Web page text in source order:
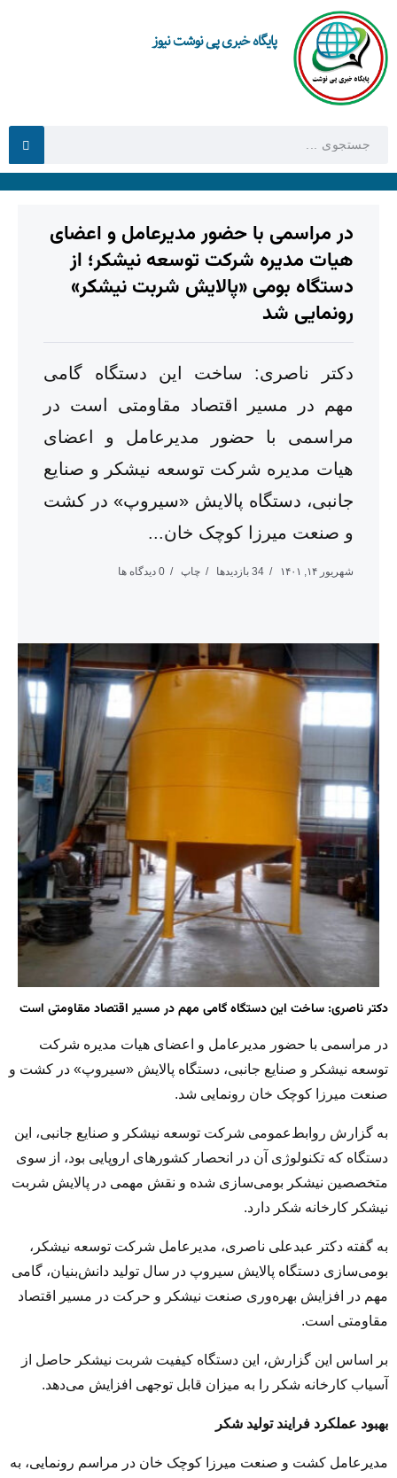
پایگاه خبری پی نوشت نیوز
در مراسمی با حضور مدیرعامل و اعضای
هیات مدیره شرکت توسعه نیشکر؛ از
دستگاه بومی «پالایش شربت نیشکر»
رونمایی شد
دکتر ناصری: ساخت این دستگاه گامی
مهم در مسیر اقتصاد مقاومتی است در
مراسمی با حضور مدیرعامل و اعضای
هیات مدیره شرکت توسعه نیشکر و صنایع
جانبی، دستگاه پالایش «سیروپ» در کشت
و صنعت میرزا کوچک خان...
شهریور ۱۴, ۱۴۰۱ 34 بازدیدها چاپ 0 دیدگاه ها
دکتر ناصری: ساخت این دستگاه گامی مهم در مسیر اقتصاد مقاومتی است
در مراسمی با حضور مدیرعامل و اعضای هیات مدیره شرکت
توسعه نیشکر و صنایع جانبی، دستگاه پالایش «سیروپ» در کشت و
صنعت میرزا کوچک خان رونمایی شد.
به گزارش روابط‌عمومی شرکت توسعه نیشکر و صنایع جانبی، این
دستگاه که تکنولوژی آن در انحصار کشورهای اروپایی بود، از سوی
متخصصین نیشکر بومی‌سازی شده و نقش مهمی در پالایش شربت
نیشکر کارخانه شکر دارد.
به گفته دکتر عبدعلی ناصری، مدیرعامل شرکت توسعه نیشکر،
بومی‌سازی دستگاه پالایش سیروپ در سال تولید دانش‌بنیان، گامی
مهم در افزایش بهره‌وری صنعت نیشکر و حرکت در مسیر اقتصاد
مقاومتی است.
بر اساس این گزارش، این دستگاه کیفیت شربت نیشکر حاصل از
آسیاب کارخانه شکر را به میزان قابل توجهی افزایش می‌دهد.
بهبود عملکرد فرایند تولید شکر
مدیرعامل کشت و صنعت میرزا کوچک خان در مراسم رونمایی، به